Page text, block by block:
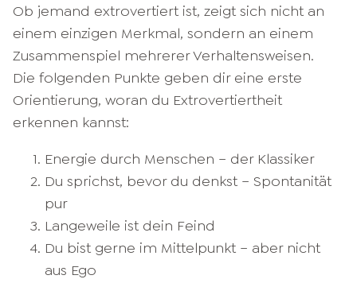
Ob jemand extrovertiert ist, zeigt sich nicht an
einem einzigen Merkmal, sondern an einem
Zusammenspiel mehrerer Verhaltensweisen.
Die folgenden Punkte geben dir eine erste
Orientierung, woran du Extrovertiertheit
erkennen kannst:
Energie durch Menschen – der Klassiker
Du sprichst, bevor du denkst – Spontanität
pur
Langeweile ist dein Feind
Du bist gerne im Mittelpunkt – aber nicht
aus Ego